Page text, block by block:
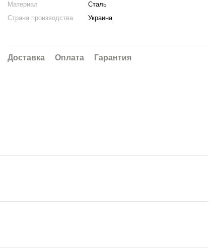
Материал
Сталь
Страна производства
Украина
Доставка Оплата Гарантия